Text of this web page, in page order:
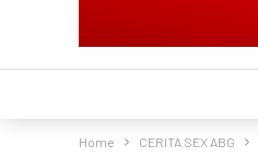
Home CERITA SEX ABG